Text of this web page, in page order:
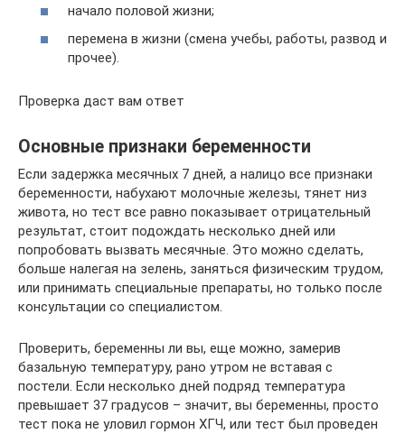
начало половой жизни;
перемена в жизни (смена учебы, работы, развод и
прочее).
Проверка даст вам ответ
Основные признаки беременности
Если задержка месячных 7 дней, а налицо все признаки
беременности, набухают молочные железы, тянет низ
живота, но тест все равно показывает отрицательный
результат, стоит подождать несколько дней или
попробовать вызвать месячные. Это можно сделать,
больше налегая на зелень, заняться физическим трудом,
или принимать специальные препараты, но только после
консультации со специалистом.
Проверить, беременны ли вы, еще можно, замерив
базальную температуру, рано утром не вставая с
постели. Если несколько дней подряд температура
превышает 37 градусов – значит, вы беременны, просто
тест пока не уловил гормон ХГЧ, или тест был проведен